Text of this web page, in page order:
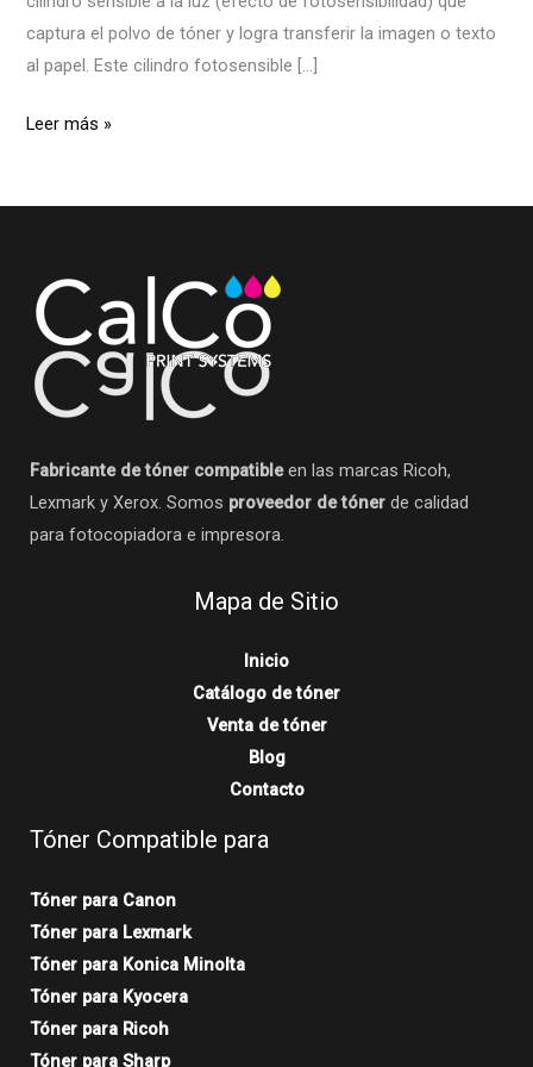
captura el polvo de tóner y logra transferir la imagen o texto
al papel. Este cilindro fotosensible […]
Leer más »
Fabricante de tóner compatibleen las marcas Ricoh,
Lexmark y Xerox. Somos proveedor de tóner de calidad
para fotocopiadora e impresora.
Mapa de Sitio
Inicio
Catálogo de tóner
Venta de tóner
Blog
Contacto
Tóner Compatible para
Tóner para Canon
Tóner para Lexmark
Tóner para Konica Minolta
Tóner para Kyocera
Tóner para Ricoh
Tóner para Sharp